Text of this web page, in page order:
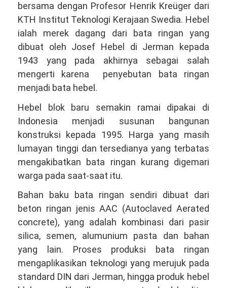
bersama dengan Profesor Henrik Kreüger dari
KTH Institut Teknologi Kerajaan Swedia. Hebel
ialah merek dagang dari bata ringan yang
dibuat oleh Josef Hebel di Jerman kepada
1943 yang pada akhirnya sebagai salah
mengerti karena penyebutan bata ringan
menjadi bata hebel.
Hebel blok baru semakin ramai dipakai di
Indonesia menjadi susunan bangunan
konstruksi kepada 1995. Harga yang masih
lumayan tinggi dan tersedianya yang terbatas
mengakibatkan bata ringan kurang digemari
warga pada saat-saat itu.
Bahan baku bata ringan sendiri dibuat dari
beton ringan jenis AAC (Autoclaved Aerated
concrete), yang adalah kombinasi dari pasir
silica, semen, alumunium pasta dan bahan
yang lain. Proses produksi bata ringan
mengaplikasikan teknologi yang merujuk pada
standard DIN dari Jerman, hingga produk hebel